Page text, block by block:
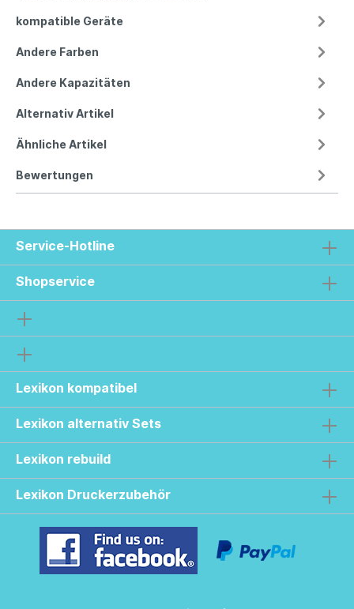
kompatible Geräte
Andere Farben
Andere Kapazitäten
Alternativ Artikel
Ähnliche Artikel
Bewertungen
Service-Hotline
Shopservice
Lexikon kompatibel
Lexikon alternativ Sets
Lexikon rebuild
Lexikon Druckerzubehör